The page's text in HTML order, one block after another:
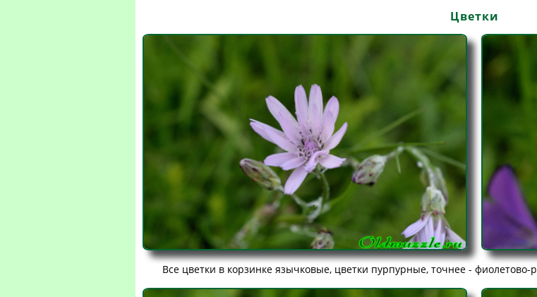
Цветки
Все цветки в корзинке язычковые, цветки пурпурные, точнее -